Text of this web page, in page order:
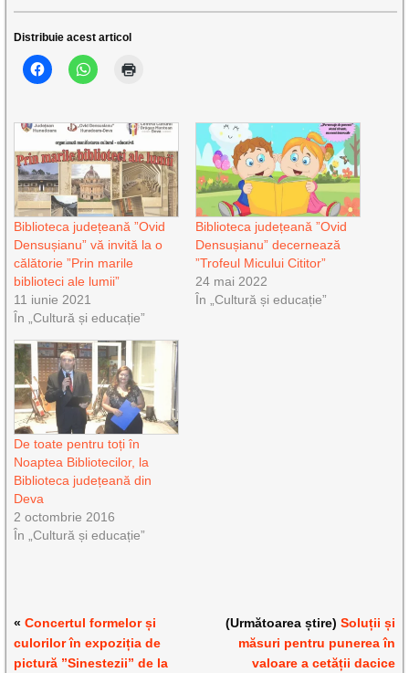
Distribuie acest articol
Biblioteca județeană ”Ovid
Densușianu” vă invită la o
călătorie ”Prin marile
biblioteci ale lumii”
11 iunie 2021
În „Cultură și educație”
Biblioteca județeană ”Ovid
Densușianu” decernează
”Trofeul Micului Cititor”
24 mai 2022
În „Cultură și educație”
De toate pentru toți în
Noaptea Bibliotecilor, la
Biblioteca județeană din
Deva
2 octombrie 2016
În „Cultură și educație”
«Concertul formelor și
culorilor în expoziția de
pictură ”Sinestezii” de la
(Următoarea știre) Soluții și
măsuri pentru punerea în
valoare a cetății dacice